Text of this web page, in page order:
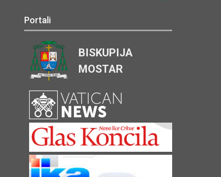
Portali
BISKUPIJA
MOSTAR